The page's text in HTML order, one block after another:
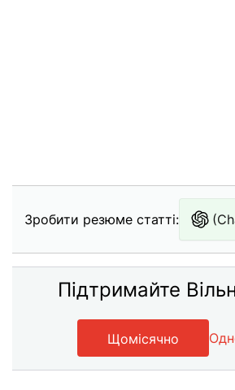
Зробити резюме статті:
Підтримайте
Щомісячно